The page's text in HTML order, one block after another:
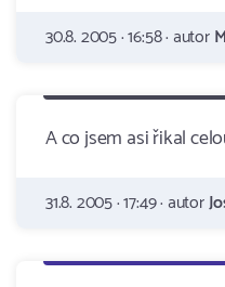
30.8. 2005 · 16:58 · autor
A co jsem asi řikal
31.8. 2005 · 17:49 · autor